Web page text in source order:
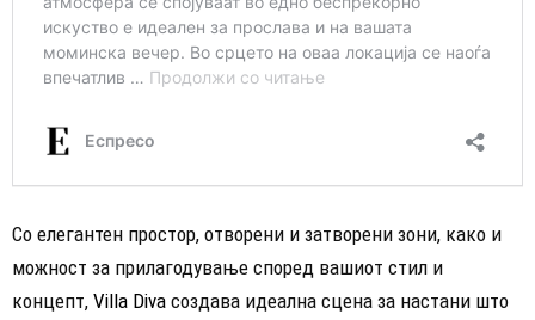
Со елегантен простор, отворени и затворени зони, како и
можност за прилагодување според вашиот стил и
концепт, Villa Diva создава идеална сцена за настани што